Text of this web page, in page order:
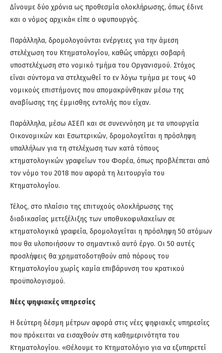
Δίνουμε δύο χρόνια ως προθεσμία ολοκλήρωσης, όπως έδινε
και ο νόμος αρχικά« είπε ο υφυπουργός.
Παράλληλα, δρομολογούνται ενέργειες για την άμεση
στελέχωση του Κτηματολογίου, καθώς υπάρχει σοβαρή
υποστελέχωση στο νομικό τμήμα του Οργανισμού. Στόχος
είναι σύντομα να στελεχωθεί το εν λόγω τμήμα με τους 40
νομικούς επιστήμονες που απομακρύνθηκαν μέσω της
αναβίωσης της έμμισθης εντολής που είχαν.
Παράλληλα, μέσω ΑΣΕΠ και σε συνεννόηση με τα υπουργεία
Οικονομικών και Εσωτερικών, δρομολογείται η πρόσληψη
υπαλλήλων για τη στελέχωση των κατά τόπους
κτηματολογικών γραφείων του Φορέα, όπως προβλέπεται από
τον νόμο του 2018 που αφορά τη λειτουργία του
Κτηματολογίου.
Τέλος, στο πλαίσιο της επιτυχούς ολοκλήρωσης της
διαδικασίας μετεξέλιξης των υποθυκοφυλακείων σε
κτηματολογικά γραφεία, δρομολογείται η πρόσληψη 50 ατόμων
που θα υλοποιήσουν το σημαντικό αυτό έργο. Οι 50 αυτές
προσλήψεις θα χρηματοδοτηθούν από πόρους του
Κτηματολογίου χωρίς καμία επιβάρυνση του κρατικού
προϋπολογισμού.
Νέες ψηφιακές υπηρεσίες
Η δεύτερη δέσμη μέτρων αφορά στις νέες ψηφιακές υπηρεσίες
που πρόκειται να εισαχθούν στη καθημερινότητα του
Κτηματολογίου. «Θέλουμε το Κτηματολόγιο για να εξυπηρετεί